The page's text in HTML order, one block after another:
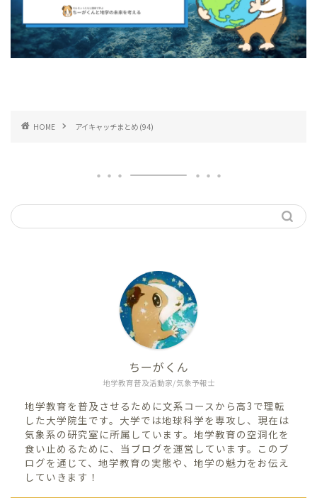
HOME アイキャッチまとめ (94)
地学教育普及活動家/気象予報士
ちーがくん
地学教育を普及させるために文系コースから高3で理転
した大学院生です。大学では地球科学を専攻し、現在は
気象系の研究室に所属しています。地学教育の空洞化を
食い止めるために、当ブログを運営しています。このブ
ログを通じて、地学教育の実態や、地学の魅力をお伝え
していきます！